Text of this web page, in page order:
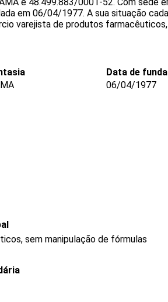
em 06/04/1977. A sua situação
varejista de produtos
Data de
06/04/1977
sem manipulação de fórmulas